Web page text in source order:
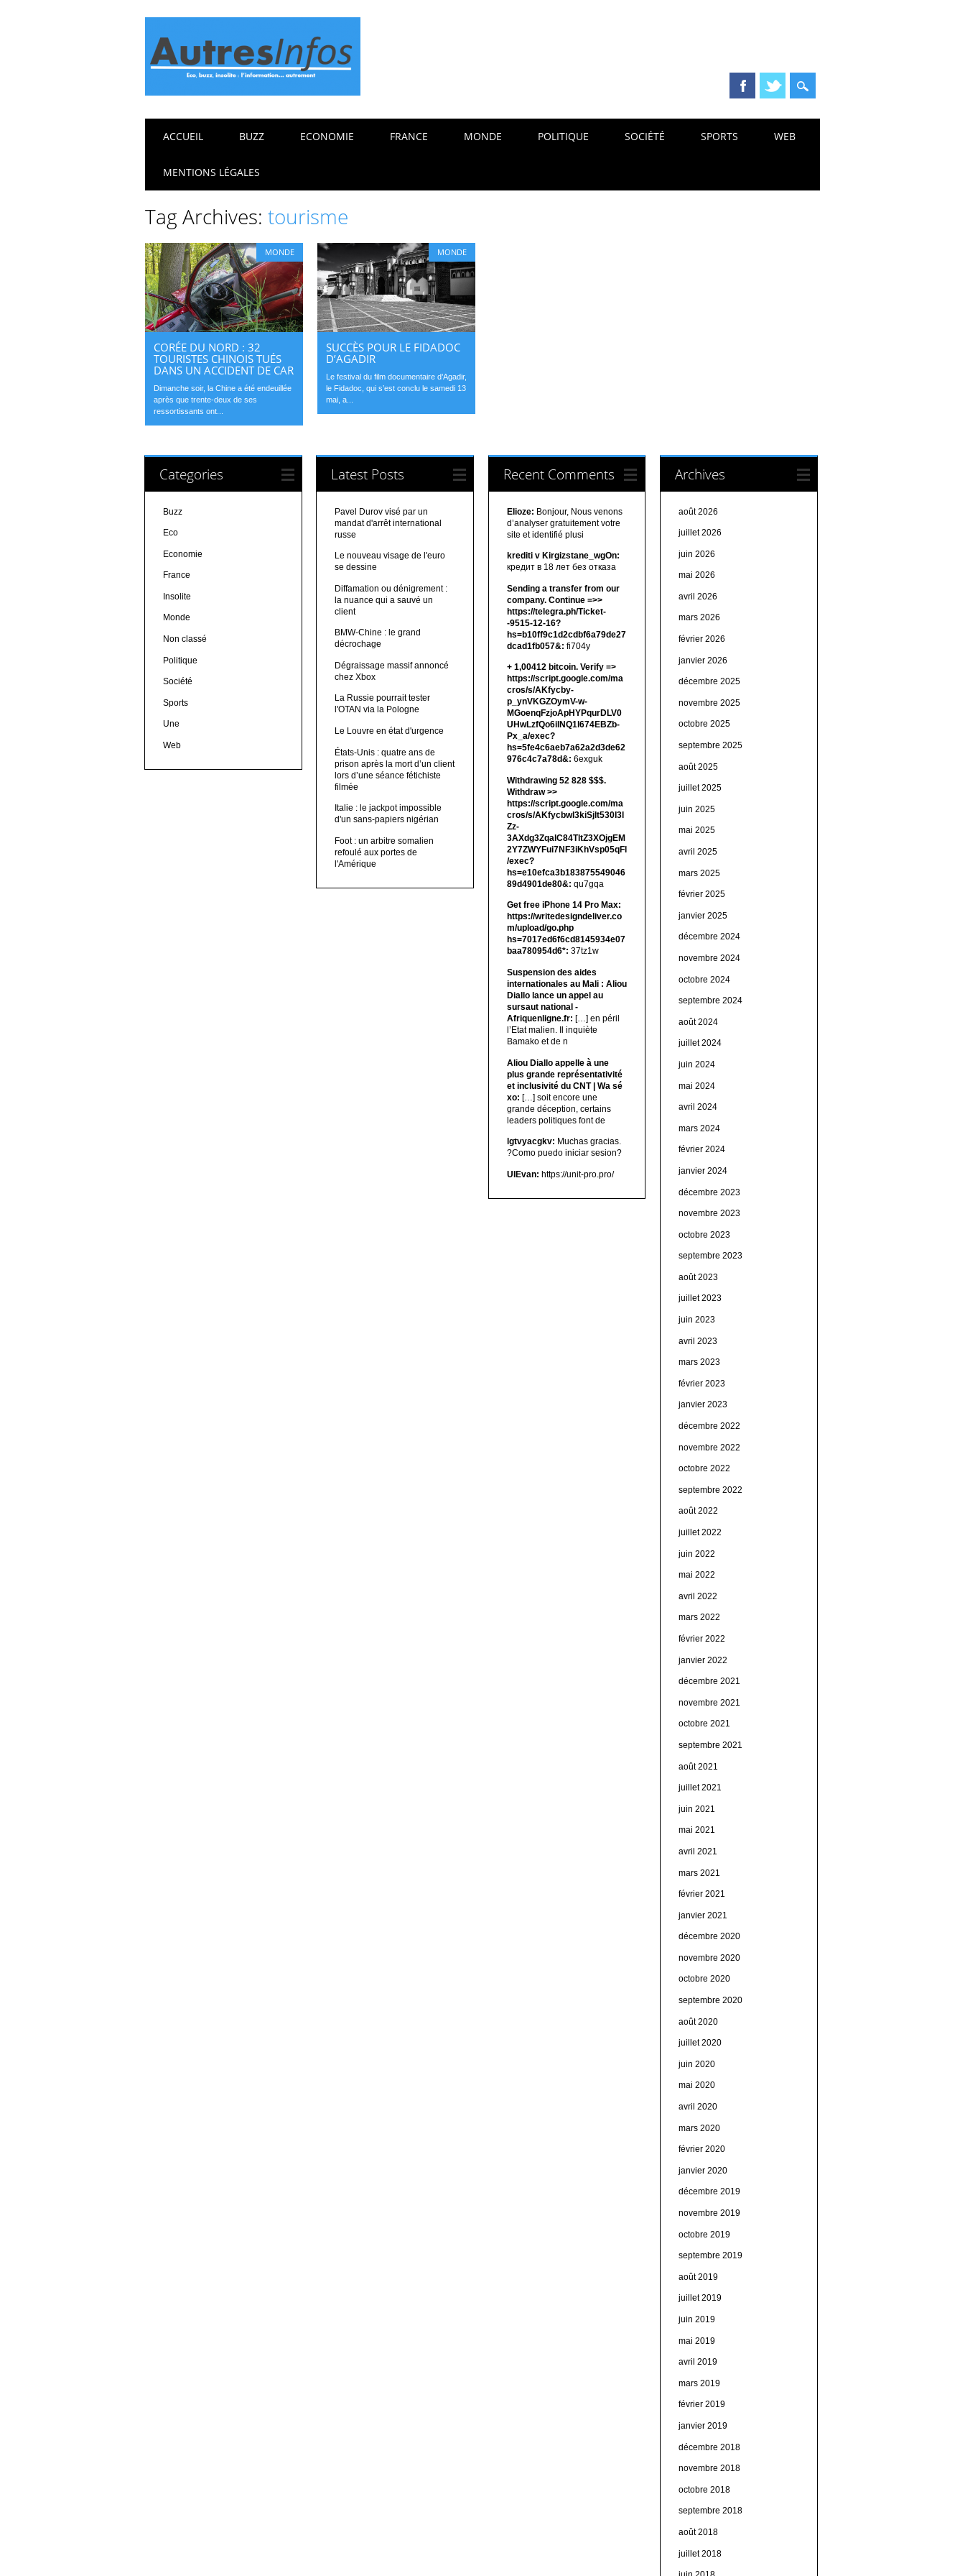
Main menu
ACCUEIL BUZZ ECONOMIE FRANCE MONDE POLITIQUE SOCIÉTÉ SPORTS WEB
MENTIONS LÉGALES
Tag Archives:tourisme
MONDE
CORÉE DU NORD : 32
TOURISTES CHINOIS TUÉS
DANS UN ACCIDENT DE CAR
Dimanche soir, la Chine a été endeuillée
après que trente-deux de ses
ressortissants ont...
MONDE
SUCCÈS POUR LE FIDADOC
D’AGADIR
Le festival du film documentaire d’Agadir,
le Fidadoc, qui s’est conclu le samedi 13
mai, a...
Categories
Buzz
Eco
Economie
France
Insolite
Monde
Non classé
Politique
Société
Sports
Une
Web
Latest Posts
Pavel Durov visé par un
mandat d'arrêt international
russe
Le nouveau visage de l'euro
se dessine
Diffamation ou dénigrement :
la nuance qui a sauvé un
client
BMW-Chine : le grand
décrochage
Dégraissage massif annoncé
chez Xbox
La Russie pourrait tester
l'OTAN via la Pologne
Le Louvre en état d'urgence
États-Unis : quatre ans de
prison après la mort d’un client
lors d’une séance fétichiste
filmée
Italie : le jackpot impossible
d'un sans-papiers nigérian
Foot : un arbitre somalien
refoulé aux portes de
l'Amérique
Recent Comments
Elioze: Bonjour, Nous venons
d’analyser gratuitement votre
site et identifié plusi
krediti v Kirgizstane_wgOn:
кредит в 18 лет без отказа
Sending a transfer from our
company. Continue =>>
https://telegra.ph/Ticket-
-9515-12-16?
hs=b10ff9c1d2cdbf6a79de27
dcad1fb057&: fi704y
+ 1,00412 bitсоin. Verify =>
https://script.google.com/ma
cros/s/AKfycby-
p_ynVKGZOymV-w-
MGoenqFzjoApHYPqurDLV0
UHwLzfQo6ilNQ1l674EBZb-
Px_a/exec?
hs=5fe4c6aeb7a62a2d3de62
976c4c7a78d&: 6exguk
Withdrawing 52 828 $$$.
Withdrаw >>
https://script.google.com/ma
cros/s/AKfycbwl3kiSjlt530I3l
Zz-
3AXdg3ZqalC84TltZ3XOjgEM
2Y7ZWYFui7NF3iKhVsp05qFl
/exec?
hs=e10efca3b183875549046
89d4901de80&: qu7gqa
Get free iPhone 14 Pro Max:
https://writedesigndeliver.co
m/upload/go.php
hs=7017ed6f6cd8145934e07
baa780954d6*: 37tz1w
Suspension des aides
internationales au Mali : Aliou
Diallo lance un appel au
sursaut national -
Afriquenligne.fr: […] en péril
l’Etat malien. Il inquiète
Bamako et de n
Aliou Diallo appelle à une
plus grande représentativité
et inclusivité du CNT | Wa sé
xo: […] soit encore une
grande déception, certains
leaders politiques font de
lgtvyacgkv: Muchas gracias.
?Como puedo iniciar sesion?
UIEvan: https://unit-pro.pro/
Archives
août 2026
juillet 2026
juin 2026
mai 2026
avril 2026
mars 2026
février 2026
janvier 2026
décembre 2025
novembre 2025
octobre 2025
septembre 2025
août 2025
juillet 2025
juin 2025
mai 2025
avril 2025
mars 2025
février 2025
janvier 2025
décembre 2024
novembre 2024
octobre 2024
septembre 2024
août 2024
juillet 2024
juin 2024
mai 2024
avril 2024
mars 2024
février 2024
janvier 2024
décembre 2023
novembre 2023
octobre 2023
septembre 2023
août 2023
juillet 2023
juin 2023
avril 2023
mars 2023
février 2023
janvier 2023
décembre 2022
novembre 2022
octobre 2022
septembre 2022
août 2022
juillet 2022
juin 2022
mai 2022
avril 2022
mars 2022
février 2022
janvier 2022
décembre 2021
novembre 2021
octobre 2021
septembre 2021
août 2021
juillet 2021
juin 2021
mai 2021
avril 2021
mars 2021
février 2021
janvier 2021
décembre 2020
novembre 2020
octobre 2020
septembre 2020
août 2020
juillet 2020
juin 2020
mai 2020
avril 2020
mars 2020
février 2020
janvier 2020
décembre 2019
novembre 2019
octobre 2019
septembre 2019
août 2019
juillet 2019
juin 2019
mai 2019
avril 2019
mars 2019
février 2019
janvier 2019
décembre 2018
novembre 2018
octobre 2018
septembre 2018
août 2018
juillet 2018